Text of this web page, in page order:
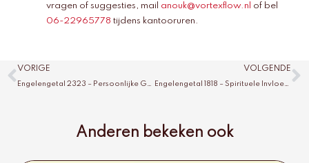
vragen of suggesties, mail anouk@vortexflow.nl
of bel
06-22965778 tijdens kantooruren.
Vorige
VORIGE VOLGENDE
Engelengetal 1818 – Spirituele Invloed Verklaard
Anderen bekeken ook